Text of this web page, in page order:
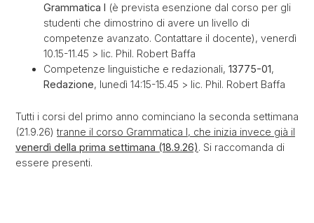
Grammatica I (è prevista esenzione dal corso per gli
studenti che dimostrino di avere un livello di
competenze avanzato. Contattare il docente), venerdì
10.15-11.45 > lic. Phil. Robert Baffa
Competenze linguistiche e redazionali, 13775-01,
Redazione, lunedì 14:15-15.45 > lic. Phil. Robert Baffa
Tutti i corsi del primo anno cominciano la seconda settimana
(21.9.26) tranne il corso Grammatica I, che inizia invece già il
venerdì della prima settimana (18.9.26). Si raccomanda di
essere presenti.